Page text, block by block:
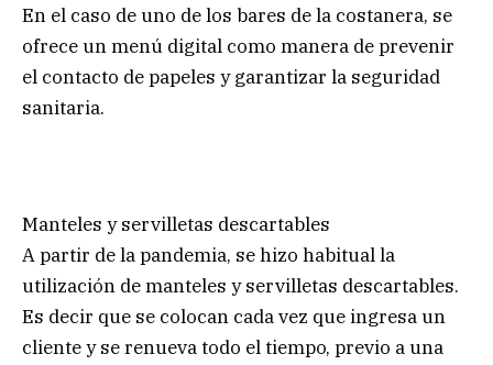
En el caso de uno de los bares de la costanera, se
ofrece un menú digital como manera de prevenir
el contacto de papeles y garantizar la seguridad
sanitaria.
Manteles y servilletas descartables
A partir de la pandemia, se hizo habitual la
utilización de manteles y servilletas descartables.
Es decir que se colocan cada vez que ingresa un
cliente y se renueva todo el tiempo, previo a una